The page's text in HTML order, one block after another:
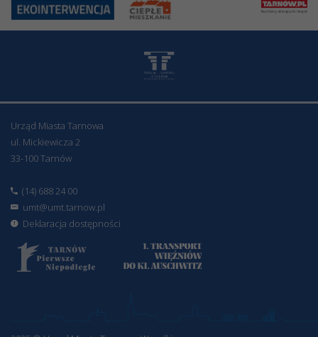
Urząd Miasta Tarnowa
ul. Mickiewicza 2
33-100 Tarnów
(14) 688 24 00
umt@umt.tarnow.pl
Deklaracja dostępności